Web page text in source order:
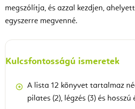
megszólítja, és azzal kezdjen,
egyszerre megvenné.
Kulcsfontosságú ismeretek
A lista 12 könyvet tartalmaz
pilates (2), légzés (3) és hosszú